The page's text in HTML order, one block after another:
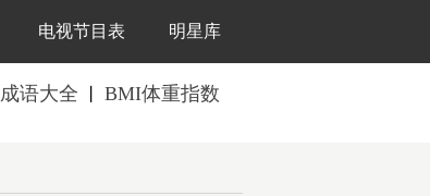
明星库
电视节目表
成语大全 BMI体重指数